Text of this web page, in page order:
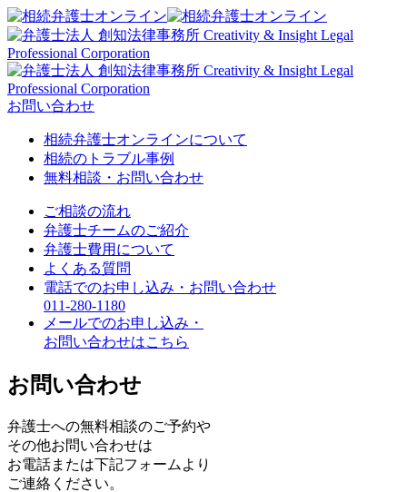
お問い合わせ
相続弁護士オンラインについて
相続のトラブル事例
無料相談・お問い合わせ
ご相談の流れ
弁護士チームのご紹介
弁護士費用について
よくある質問
電話でのお申し込み・お問い合わせ
011-280-1180
メールでのお申し込み・
お問い合わせはこちら
お問い合わせ
弁護士への無料相談のご予約や
その他お問い合わせは
お電話または下記フォームより
ご連絡ください。